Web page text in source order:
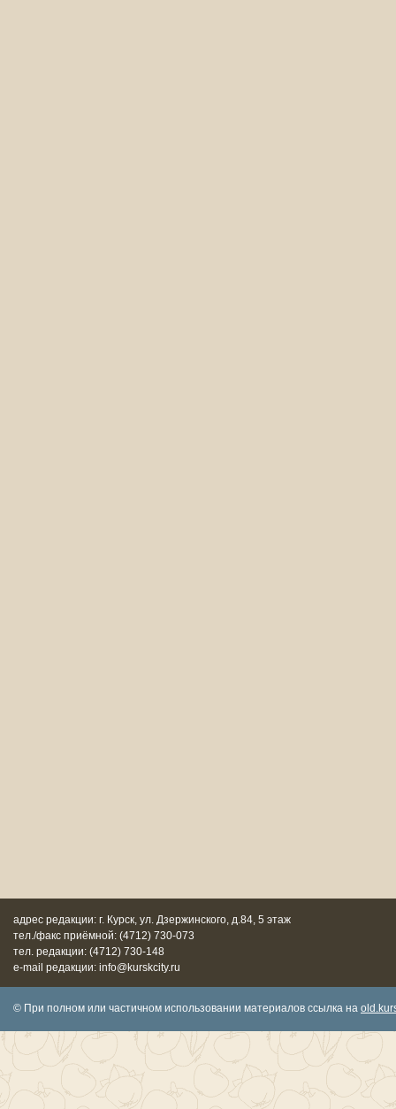
адрес редакции: г. Курск, ул. Дзержинского, д.84, 5 этаж
тел./факс приёмной: (4712) 730-073
тел. редакции: (4712) 730-148
e-mail редакции: info@kurskcity.ru
© При полном или частичном использовании материалов ссылка на